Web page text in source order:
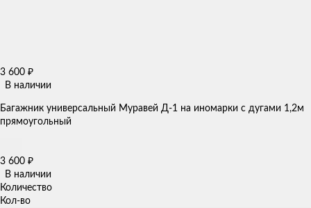
3 600 ₽
В наличии
Багажник универсальный Муравей Д-1 на иномарки с дугами 1,2м
прямоугольный
3 600 ₽
В наличии
Количество
Кол-во